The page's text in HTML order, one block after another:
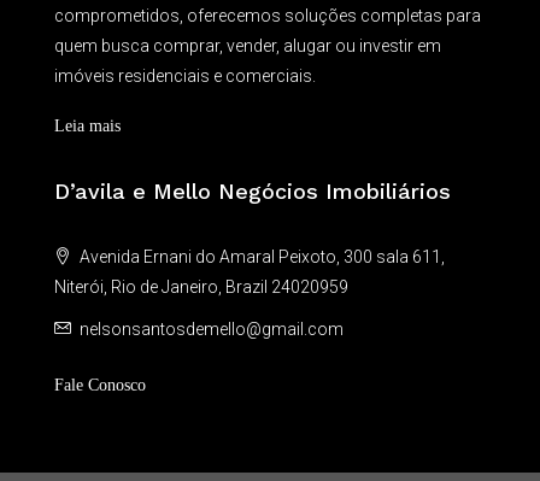
comprometidos, oferecemos soluções completas para
quem busca comprar, vender, alugar ou investir em
imóveis residenciais e comerciais.
Leia mais
D’avila e Mello Negócios Imobiliários
Avenida Ernani do Amaral Peixoto, 300 sala 611,
Niterói, Rio de Janeiro, Brazil 24020959
nelsonsantosdemello@gmail.com
Fale Conosco